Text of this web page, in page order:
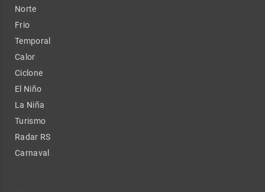
Norte
Frio
Temporal
Calor
Ciclone
El Niño
La Niña
Turismo
Radar RS
Carnaval